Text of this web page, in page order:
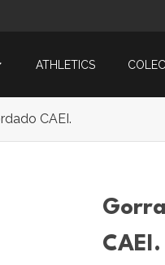
ATHLETICS
CAEI.
CAEI.